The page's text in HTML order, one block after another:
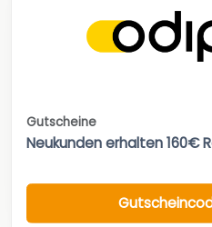
Gutscheine
Neukunden erhalten 160€